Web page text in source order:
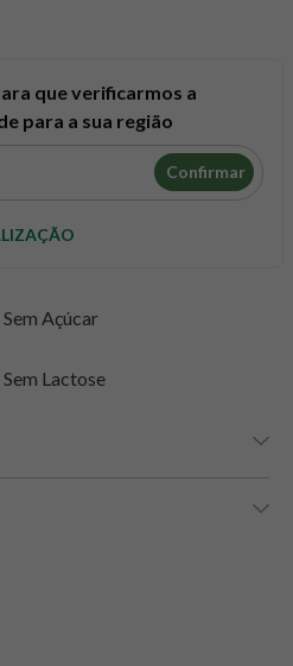
que verificarmos a
para a sua região
Confirmar
Sem Açúcar
Sem Lactose